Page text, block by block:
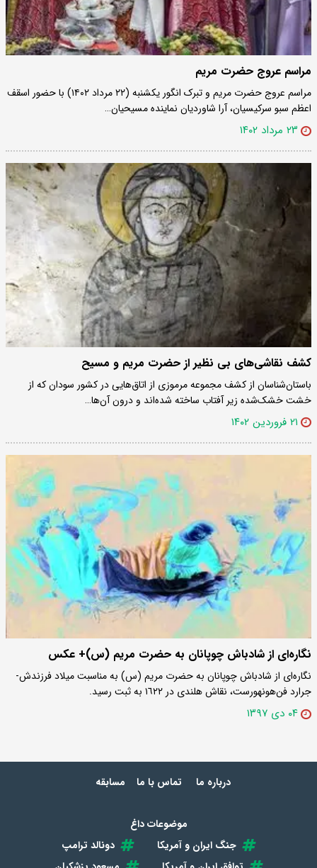
مراسم عروج حضرت مریم
مراسم عروج حضرت مریم و تبرک انگور یکشنبه (۲۲ مرداد ۱۴۰۲) با حضور اسقف
اعظم سبو سرکیسیان، آرا شاوردیان نماینده مسیحیان…
۲۳ مرداد ۱۴۰۲
کشف نقاشی‌های بی نظیر از حضرت مریم و مسیح
باستان‌شناسان از کشف مجموعه مرموزی از اتاق‌هایی در کشور سودان که از
خشت خشک‌شده زیر آفتاب ساخته شده‌اند و درون آن‌ها…
۲۱ فروردین ۱۴۰۲
نگاره‌ای از شادباش چوپانان به حضرت مریم (س)+ عکس
نگاره‌ای از شادباش چوپانان به حضرت مریم (س) به مناسبت میلاد فرزندش-
جرارد فن‌هونهورست، نقاش هلندی در ١٦٢٢ به ثبت رسید.
۰۴ دی ۱۳۹۷
درباره ما تماس با ما مسابقه
موضوعات داغ
جنگ ایران و آمریکا
دونالد ترامپ